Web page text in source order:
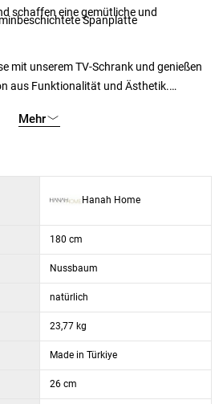
schaffen eine gemütliche und
Spanplatte
mit unserem TV-Schrank und genießen
aus Funktionalität und Ästhetik.
Mehr
Hanah Home
180 cm
Nussbaum
natürlich
23,77 kg
Made in Türkiye
26 cm